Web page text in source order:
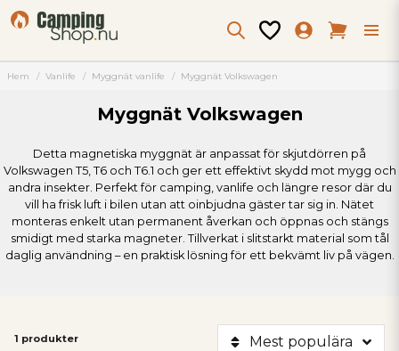
Hem Vanlife Myggnät vanlife Myggnät Volkswagen
Myggnät Volkswagen
Detta magnetiska myggnät är anpassat för skjutdörren på
Volkswagen T5, T6 och T6.1 och ger ett effektivt skydd mot mygg och
andra insekter. Perfekt för camping, vanlife och längre resor där du
vill ha frisk luft i bilen utan att oinbjudna gäster tar sig in. Nätet
monteras enkelt utan permanent åverkan och öppnas och stängs
smidigt med starka magneter. Tillverkat i slitstarkt material som tål
daglig användning – en praktisk lösning för ett bekvämt liv på vägen.
1 produkter Mest populära